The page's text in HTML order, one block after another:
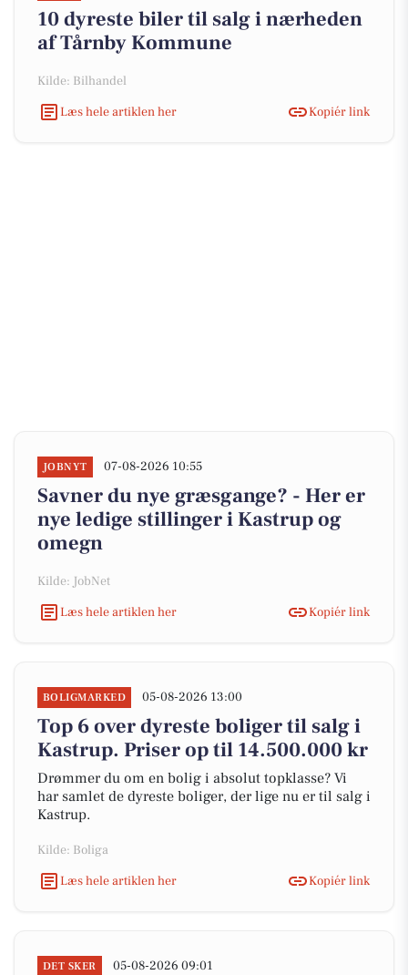
10 dyreste biler til salg i nærheden
af Tårnby Kommune
Kilde: Bilhandel
Læs hele artiklen her
Kopiér link
JOBNYT 07-08-2026 10:55
Savner du nye græsgange? - Her er
nye ledige stillinger i Kastrup og
omegn
Kilde: JobNet
Læs hele artiklen her
Kopiér link
BOLIGMARKED 05-08-2026 13:00
Top 6 over dyreste boliger til salg i
Kastrup. Priser op til 14.500.000 kr
Drømmer du om en bolig i absolut topklasse? Vi
har samlet de dyreste boliger, der lige nu er til salg i
Kastrup.
Kilde: Boliga
Læs hele artiklen her
Kopiér link
DET SKER 05-08-2026 09:01